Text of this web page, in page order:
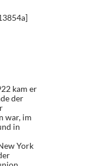
kam er
der
war, im
in
York